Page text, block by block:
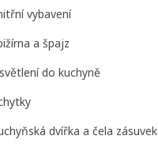
vybavení
a špajz
do kuchyně
dvířka a čela zásuvek